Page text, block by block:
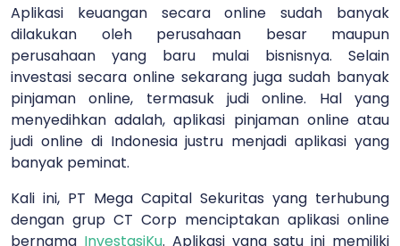
Aplikasi keuangan secara online sudah banyak
dilakukan oleh perusahaan besar maupun
perusahaan yang baru mulai bisnisnya. Selain
investasi secara online sekarang juga sudah banyak
pinjaman online, termasuk judi online. Hal yang
menyedihkan adalah, aplikasi pinjaman online atau
judi online di Indonesia justru menjadi aplikasi yang
banyak peminat.
Kali ini, PT Mega Capital Sekuritas yang terhubung
dengan grup CT Corp menciptakan aplikasi online
bernama InvestasiKu. Aplikasi yang satu ini memiliki